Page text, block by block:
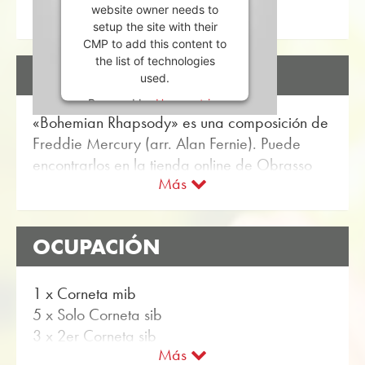
website owner needs to
setup the site with their
CMP to add this content to
the list of technologies
used.
Powered byUsercentrics
Consent Management
Platform
DESCRIPCIÓN
«Bohemian Rhapsody» es una composición de
Freddie Mercury (arr. Alan Fernie). Puede
encontrarlos en la tienda online de Obrasso
Partitura para banda de metales con el
artículo no. 16799 disponible. La partitura se
clasifica en Nivel de dificultad B / C (fácil a
medio). Más Música para entretenimiento por
banda de metales se puede encontrar
utilizando la función de búsqueda flexible.
Utilice la puntuación de prueba gratuita para
«Bohemian Rhapsody» y obtenga una
Más
OCUPACIÓN
1 x Corneta mib
5 x Solo Corneta sib
3 x 2er Corneta sib
Más